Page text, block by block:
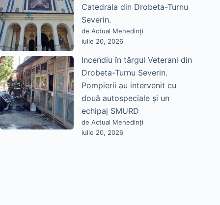
Catedrala din Drobeta-Turnu
Severin.
de Actual Mehedinți
iulie 20, 2026
Incendiu în târgul Veterani din
Drobeta-Turnu Severin.
Pompierii au intervenit cu
două autospeciale și un
echipaj SMURD
de Actual Mehedinți
iulie 20, 2026